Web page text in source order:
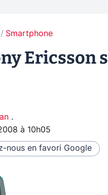
Smartphone
Ericsson
.
à 10h05
nous en favori Google